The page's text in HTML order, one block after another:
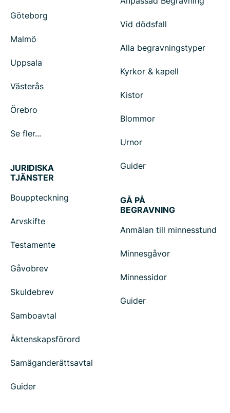
Göteborg
Malmö
Uppsala
Västerås
Örebro
Se fler...
Vid dödsfall
Alla begravningstyper
Kyrkor & kapell
Kistor
Blommor
Urnor
Guider
JURIDISKA
TJÄNSTER
Bouppteckning
Arvskifte
Testamente
Gåvobrev
Skuldebrev
Samboavtal
Äktenskapsförord
Samäganderättsavtal
Guider
GÅ PÅ
BEGRAVNING
Anmälan till minnesstund
Minnesgåvor
Minnessidor
Guider